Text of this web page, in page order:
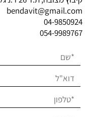
bendavit@gmail.com
04-9850924
054-9989767